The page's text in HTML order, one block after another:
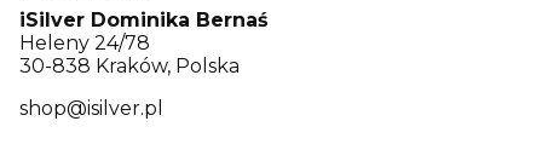
iSilver Dominika Bernaś
Heleny 24/78
30-838 Kraków, Polska
shop@isilver.pl